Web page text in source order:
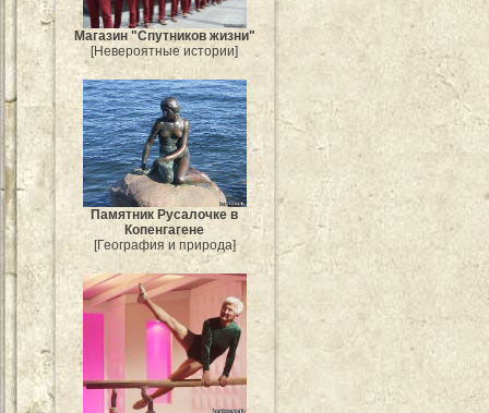
Магазин "Спутников жизни"
[Невероятные истории]
Памятник Русалочке в
Копенгагене
[География и природа]